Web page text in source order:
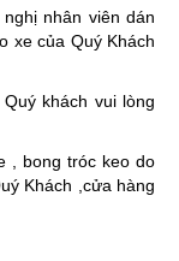
nhân viên dán
xe của Quý Khách
khách vui lòng
, bong tróc keo do
Khách ,cửa hàng